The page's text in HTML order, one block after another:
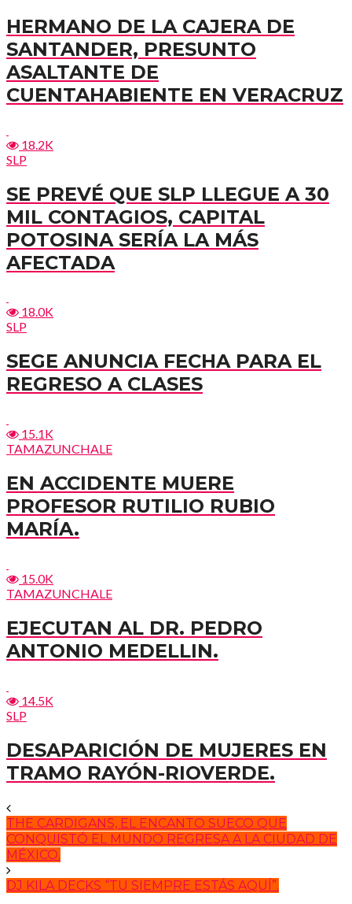
HERMANO DE LA CAJERA DE
SANTANDER, PRESUNTO
ASALTANTE DE
CUENTAHABIENTE EN VERACRUZ
18.2K
SLP
SE PREVÉ QUE SLP LLEGUE A 30
MIL CONTAGIOS, CAPITAL
POTOSINA SERÍA LA MÁS
AFECTADA
18.0K
SLP
SEGE ANUNCIA FECHA PARA EL
REGRESO A CLASES
15.1K
TAMAZUNCHALE
EN ACCIDENTE MUERE
PROFESOR RUTILIO RUBIO
MARÍA.
15.0K
TAMAZUNCHALE
EJECUTAN AL DR. PEDRO
ANTONIO MEDELLIN.
14.5K
SLP
DESAPARICIÓN DE MUJERES EN
TRAMO RAYÓN-RIOVERDE.
THE CARDIGANS, EL ENCANTO SUECO QUE
CONQUISTÓ EL MUNDO REGRESA A LA CIUDAD DE
MÉXICO.
DJ KILA DECKS “TU SIEMPRE ESTÁS AQUÍ”.